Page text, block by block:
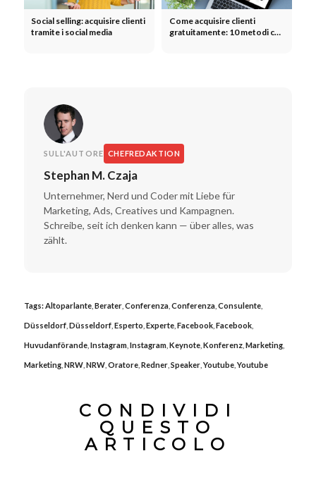
Social selling: acquisire clienti
tramite i social media
Come acquisire clienti
gratuitamente: 10 metodi che
SULL'AUTORE CHEFREDAKTION
Stephan M. Czaja
Unternehmer, Nerd und Coder mit Liebe für
Marketing, Ads, Creatives und Kampagnen.
Schreibe, seit ich denken kann — über alles, was
zählt.
Tags:Altoparlante, Berater, Conferenza, Conferenza, Consulente,
Düsseldorf, Düsseldorf, Esperto Experte, Facebook, Facebook,
Huvudanförande, Instagram, Instagram, Keynote, Konferenz, Marketing,
Marketing, NRW, NRW, Oratore, Redner, Speaker, Youtube, Youtube
CONDIVIDI
QUESTO
ARTICOLO